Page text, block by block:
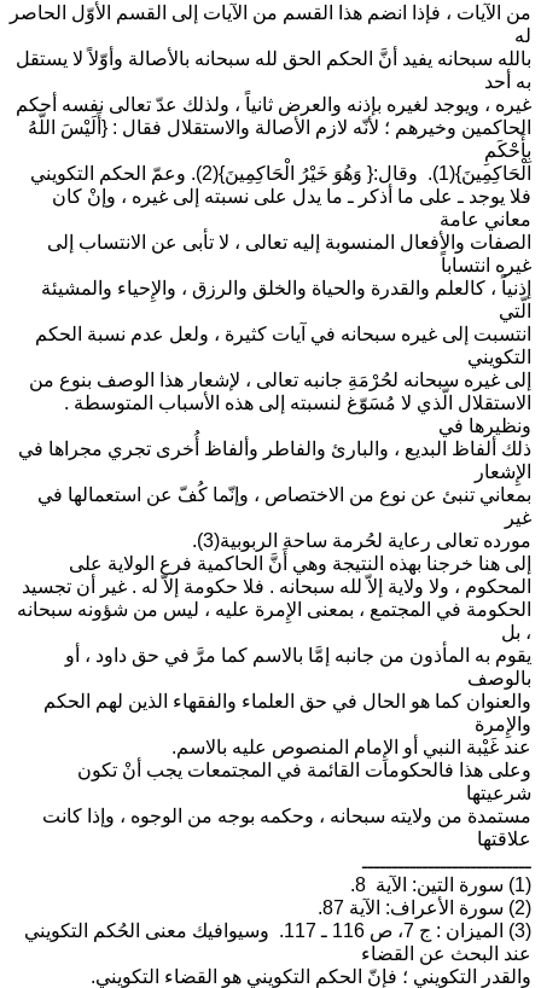
من الآيات ، فإذا انضم هذا القسم من الآيات إلى القسم الأوّل الحاصر
له
بالله سبحانه يفيد أنَّ الحكم الحق لله سبحانه بالأصالة وأوّلاً لا يستقل
به أحد
غيره ، ويوجد لغيره بإذنه والعرض ثانياً ، ولذلك عدّ تعالى نفسه أحكم
الحاكمين وخيرهم ؛ لأنّه لازم الأصالة والاستقلال فقال : {أَلَيْسَ اللَّهُ
بِأَحْكَمِ
الْحَاكِمِينَ}(1). وقال:{ وَهُوَ خَيْرُ الْحَاكِمِينَ}(2). وعمّ الحكم التكويني
فلا يوجد ـ على ما أذكر ـ ما يدل على نسبته إلى غيره ، وإنْ كان
معاني عامة
الصفات والأفعال المنسوبة إليه تعالى ، لا تأبى عن الانتساب إلى
غيره انتساباً
إذنياً ، كالعلم والقدرة والحياة والخلق والرزق ، والإِحياء والمشيئة
الّتي
انتسبت إلى غيره سبحانه في آيات كثيرة ، ولعل عدم نسبة الحكم
التكويني
إلى غيره سبحانه لحُرْمَةِ جانبه تعالى ، لإشعار هذا الوصف بنوع من
الاستقلال الّذي لا مُسَوّغ لنسبته إلى هذه الأسباب المتوسطة .
ونظيرها في
ذلك ألفاظ البديع ، والبارئ والفاطر وألفاظ أُخرى تجري مجراها في
الإِشعار
بمعاني تنبئ عن نوع من الاختصاص ، وإنّما كُفّ عن استعمالها في
غير
مورده تعالى رعاية لحُرمة ساحة الربوبية(3).
إلى هنا خرجنا بهذه النتيجة وهي أَنَّ الحاكمية فرع الولاية على
المحكوم ، ولا ولاية إلاّ لله سبحانه . فلا حكومة إلاّ له . غير أن تجسيد
الحكومة في المجتمع ، بمعنى الإِمرة عليه ، ليس من شؤونه سبحانه
، بل
يقوم به المأذون من جانبه إمَّا بالاسم كما مرَّ في حق داود ، أو
بالوصف
والعنوان كما هو الحال في حق العلماء والفقهاء الذين لهم الحكم
والإِمرة
عند غَيْبة النبي أو الإِمام المنصوص عليه بالاسم.
وعلى هذا فالحكومات القائمة في المجتمعات يجب أنْ تكون
شرعيتها
مستمدة من ولايته سبحانه ، وحكمه بوجه من الوجوه ، وإذا كانت
علاقتها
ــــــــــــــــــــــــــــ
(1) سورة التين: الآية 8.
(2) سورة الأعراف: الآية 87.
(3) الميزان : ج 7، ص 116 ـ 117. وسيوافيك معنى الحُكم التكويني
عند البحث عن القضاء
والقدر التكويني ؛ فإنّ الحكم التكويني هو القضاء التكويني.